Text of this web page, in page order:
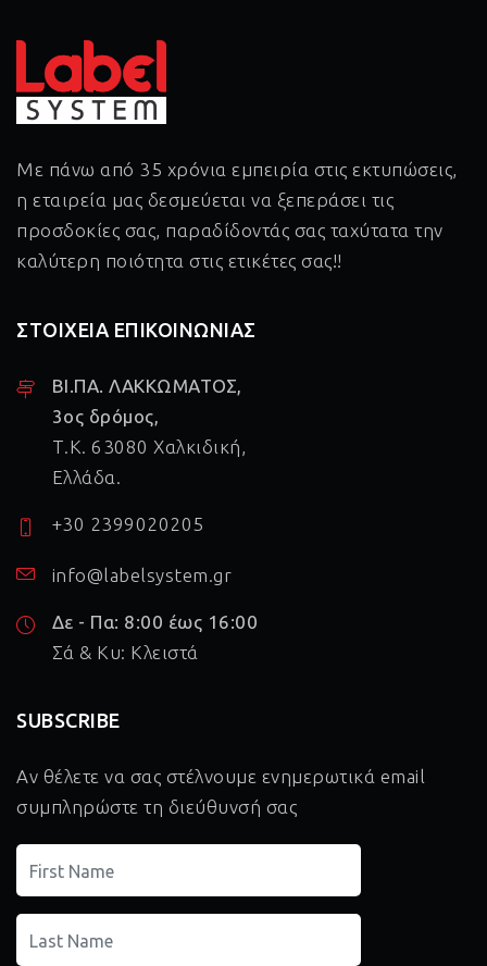
Με πάνω από 35 χρόνια εμπειρία στις εκτυπώσεις,
η εταιρεία μας δεσμεύεται να ξεπεράσει τις
προσδοκίες σας, παραδίδοντάς σας ταχύτατα την
καλύτερη ποιότητα στις ετικέτες σας!!
ΣΤΟΙΧΕΙΑ ΕΠΙΚΟΙΝΩΝΙΑΣ
ΒΙ.ΠΑ. ΛΑΚΚΩΜΑΤΟΣ,
3ος δρόμος,
Τ.Κ. 63080 Χαλκιδική,
Ελλάδα.
+30 2399020205
info@labelsystem.gr
Δε - Πα: 8:00 έως 16:00
Σά & Κυ: Κλειστά
SUBSCRIBE
Αν θέλετε να σας στέλνουμε ενημερωτικά email
συμπληρώστε τη διεύθυνσή σας